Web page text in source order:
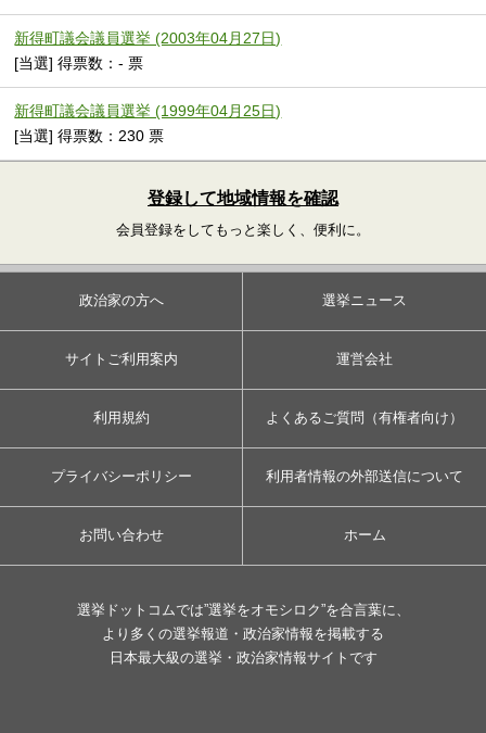
新得町議会議員選挙 (2003年04月27日)
[当選] 得票数：- 票
新得町議会議員選挙 (1999年04月25日)
[当選] 得票数：230 票
登録して地域情報を確認
会員登録をしてもっと楽しく、便利に。
政治家の方へ 選挙ニュース
サイトご利用案内 運営会社
利用規約 よくあるご質問（有権者向け）
プライバシーポリシー 利用者情報の外部送信について
お問い合わせ ホーム
選挙ドットコムでは”選挙をオモシロク”を合言葉に、
より多くの選挙報道・政治家情報を掲載する
日本最大級の選挙・政治家情報サイトです